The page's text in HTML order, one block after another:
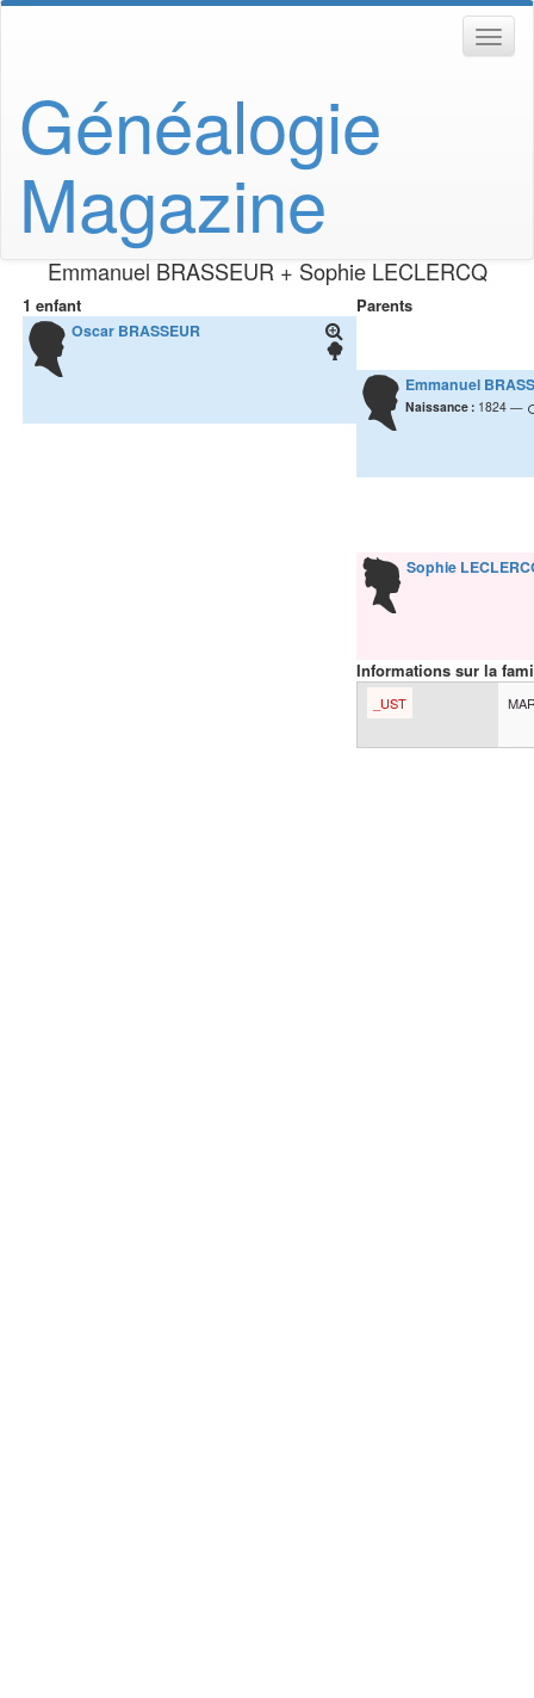
Généalogie
Magazine
EmmanuelBRASSEUR+SophieLECLERCQ
1 enfant
Oscar BRASSEUR
Parents
Emmanuel
Naissance : 1824
Sophie
Informations sur la
_UST